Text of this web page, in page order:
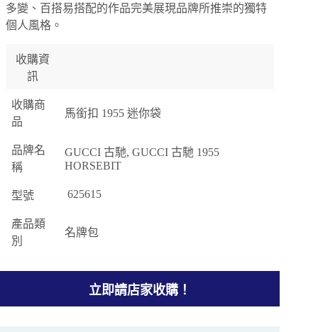
多變、百搭易搭配的作品完美展現品牌所推崇的獨特
個人風格。
收購資
訊
收購商
品
馬銜扣 1955 迷你袋
品牌名
稱
GUCCI 古馳, GUCCI 古馳 1955
HORSEBIT
型號 625615
產品類
別
名牌包
立即請店家收購！